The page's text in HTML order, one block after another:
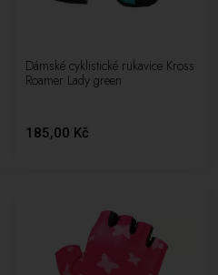
Dámské cyklistické rukavice Kross
Roamer Lady green
185,00 Kč